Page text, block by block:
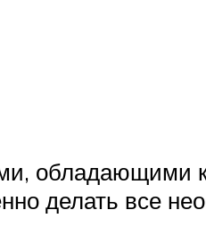
обладающими
делать все